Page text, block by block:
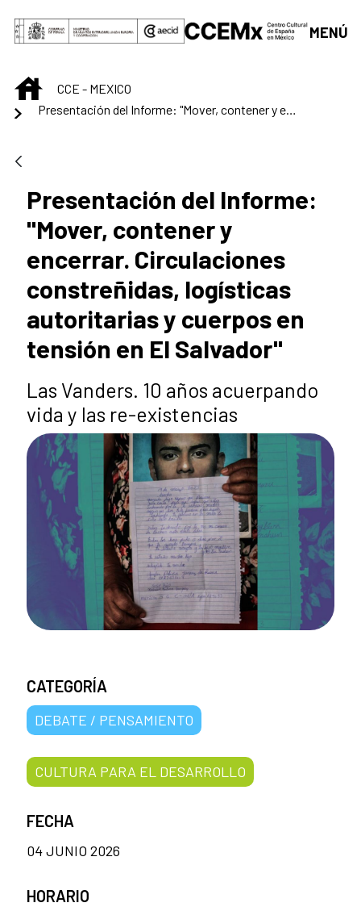
Saltar al contenido principal
MENÚ
INICIOCCE - MEXICO
Presentación del Informe: "Mover, contener y encerrar. Circulaciones constreñidas, logísticas autoritarias y cuerpos en tensión en El Salvador"
Presentación del Informe:
"Mover, contener y
encerrar. Circulaciones
constreñidas, logísticas
autoritarias y cuerpos en
tensión en El Salvador"
Las Vanders. 10 años acuerpando
vida y las re-existencias
CATEGORÍA
DEBATE / PENSAMIENTO
CULTURA PARA EL DESARROLLO
FECHA
04 JUNIO 2026
HORARIO